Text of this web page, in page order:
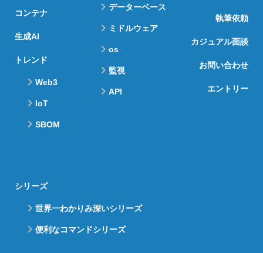
コンテナ
生成AI
トレンド
Web3
IoT
SBOM
データーベース
ミドルウェア
os
監視
API
シリーズ
世界一わかりみ深いシリーズ
便利なコマンドシリーズ
執筆依頼
カジュアル面談
お問い合わせ
エントリー